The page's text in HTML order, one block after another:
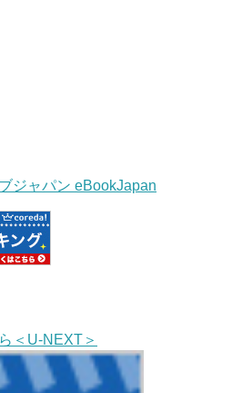
ジャパン eBookJapan
＜U-NEXT＞